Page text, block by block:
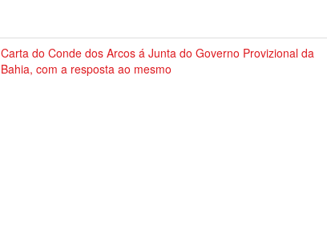
Carta do Conde dos Arcos á Junta do Governo Provizional da
Bahia, com a resposta ao mesmo